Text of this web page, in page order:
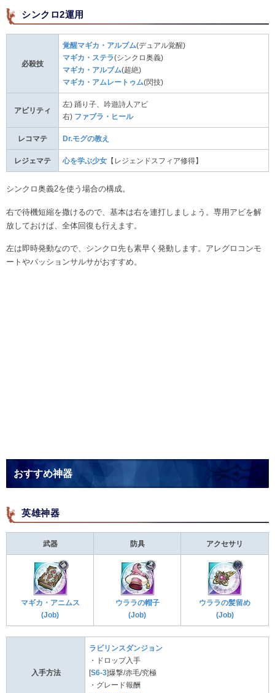
シンクロ2運用
必殺技
覚醒マギカ・アルブム(デュアル覚醒)
マギカ・ステラ(シンクロ奥義)
マギカ・アルブム(超絶)
マギカ・アムレートゥム(閃技)
アビリティ
左) 踊り子、吟遊詩人アビ
右) ファブラ・ヒール
レコマテ Dr.モグの教え
レジェマテ 心を学ぶ少女 【レジェンドスフィア修得】
シンクロ奥義2を使う場合の構成。
右で待機短縮を撒けるので、基本は右を連打しましょう。専用アビを解
放しておけば、全体回復も行えます。
左は即時発動なので、シンクロ先も素早く発動します。アレグロコンモ
ートやパッションサルサがおすすめ。
おすすめ神器
英雄神器
武器 防具 アクセサリ
マギカ・アニムス
(Job)
ウララの帽子
(Job)
ウララの髪留め
(Job)
入手方法
ラビリンスダンジョン
・ドロップ入手
S6-3 ]爆撃/赤毛/究極
・グレード報酬